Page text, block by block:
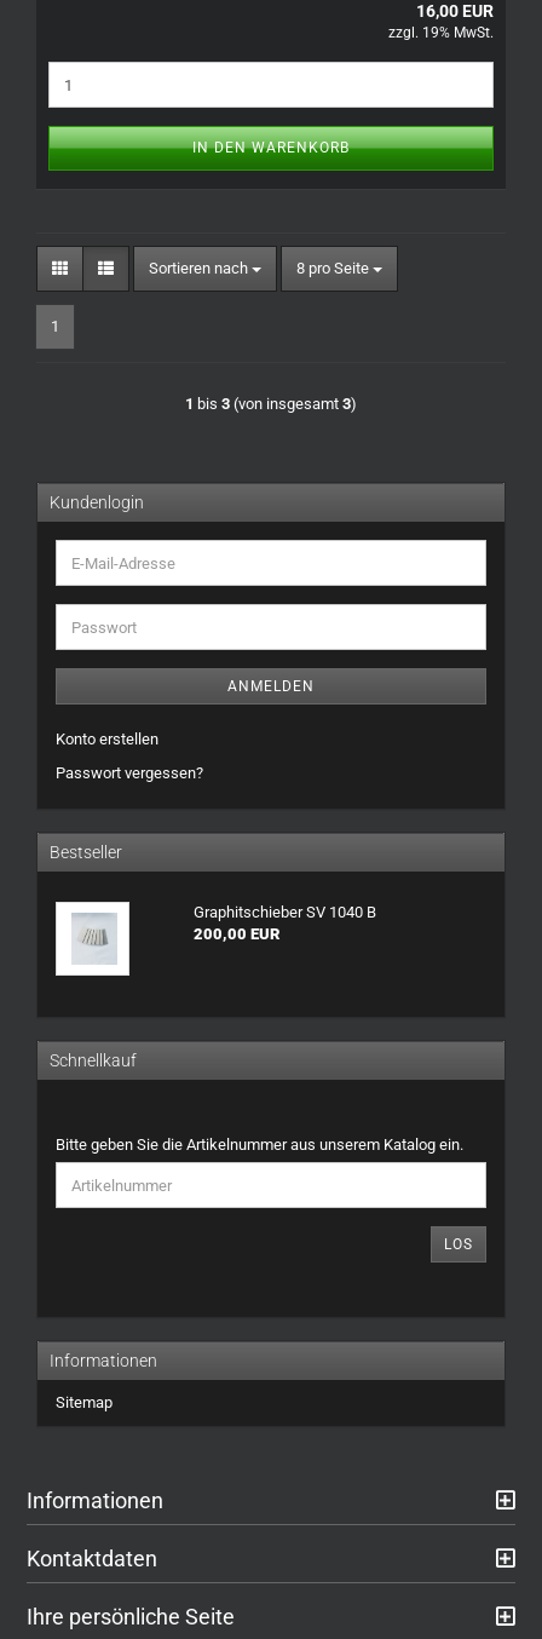
16,00 EUR
zzgl. 19% MwSt.
IN DEN WARENKORB
Sortieren nach
Sortieren nach 8 pro Seite
pro Seite
1
1 bis 3 (von insgesamt 3)
Kundenlogin
E-
Mail-
Adresse
Passwort
ANMELDEN
Konto erstellen
Passwort vergessen?
Bestseller
Graphitschieber SV 1040 B
200,00 EUR
Schnellkauf
BITTE
GEBEN
SIE
DIE
EIN.
Bitte geben Sie die Artikelnummer aus unserem Katalog ein.
LOS
Informationen
Sitemap
Informationen
Kontaktdaten
Ihre persönliche Seite